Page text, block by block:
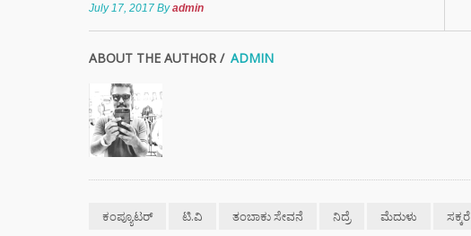
July 17, 2017 Byadmin
ABOUT THE AUTHOR / ADMIN
ಕಂಪ್ಯೂಟರ್‌ ಟಿ.ವಿ ತಂಬಾಕು ಸೇವನೆ ನಿದ್ರೆ ಮೆದುಳು ಸಕ್ಕರೆ